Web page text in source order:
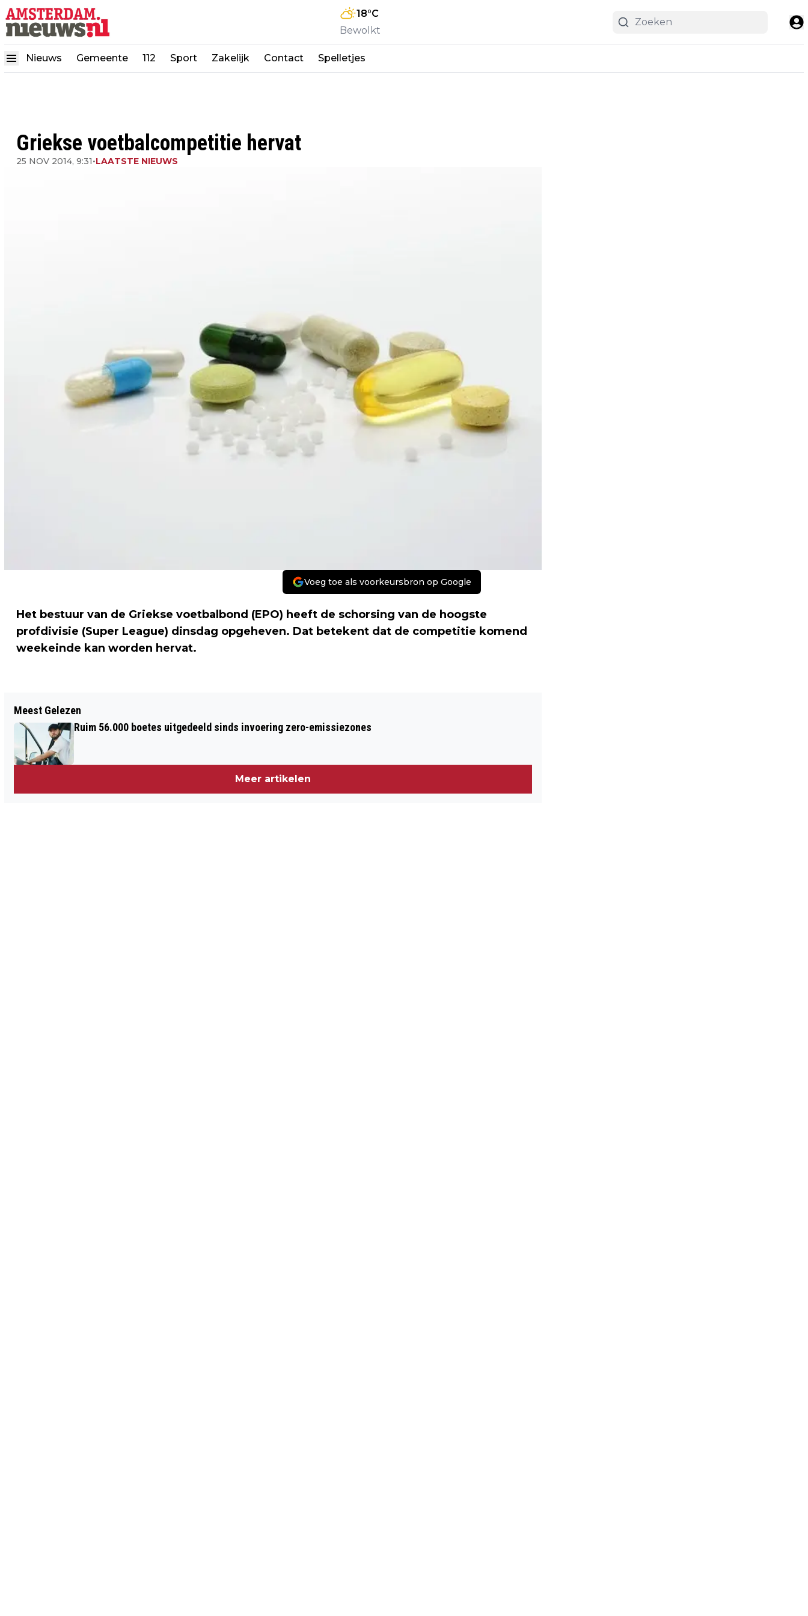
18°C
Bewolkt
Nieuws Gemeente 112 Sport Zakelijk Contact Spelletjes
Griekse voetbalcompetitie hervat
25 NOV 2014, 9:31•LAATSTE NIEUWS
Voeg toe als voorkeursbron op Google
Het bestuur van de Griekse voetbalbond (EPO) heeft de schorsing van de hoogste
profdivisie (Super League) dinsdag opgeheven. Dat betekent dat de competitie komend
weekeinde kan worden hervat.
VINDER VAN BABY'TJE: VOORBESTEMD
HEM TE VINDEN
Meest Gelezen
Ruim 56.000 boetes uitgedeeld sinds invoering zero-emissiezones
Meer artikelen